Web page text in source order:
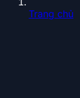
Trang chủ